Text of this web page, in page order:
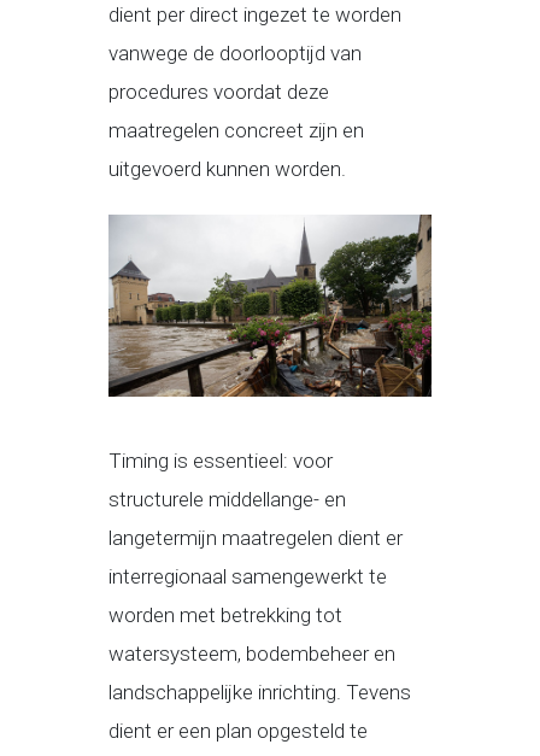
dient per direct ingezet te worden
vanwege de doorlooptijd van
procedures voordat deze
maatregelen concreet zijn en
uitgevoerd kunnen worden.
Timing is essentieel: voor
structurele middellange- en
langetermijn maatregelen dient er
interregionaal samengewerkt te
worden met betrekking tot
watersysteem, bodembeheer en
landschappelijke inrichting. Tevens
dient er een plan opgesteld te